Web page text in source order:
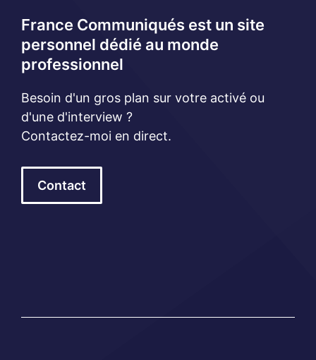
France Communiqués est un site
personnel dédié au monde
professionnel
Besoin d'un gros plan sur votre activé ou
d'une d'interview ?
Contactez-moi en direct.
Contact